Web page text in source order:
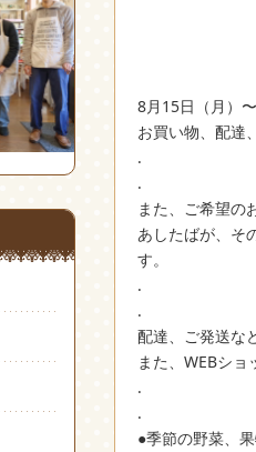
8月15日（月）
お買い物、配達
.
.
また、ご希望の
あしたばが、そ
す。
.
.
配達、ご発送な
また、WEBショ
.
.
●季節の野菜、